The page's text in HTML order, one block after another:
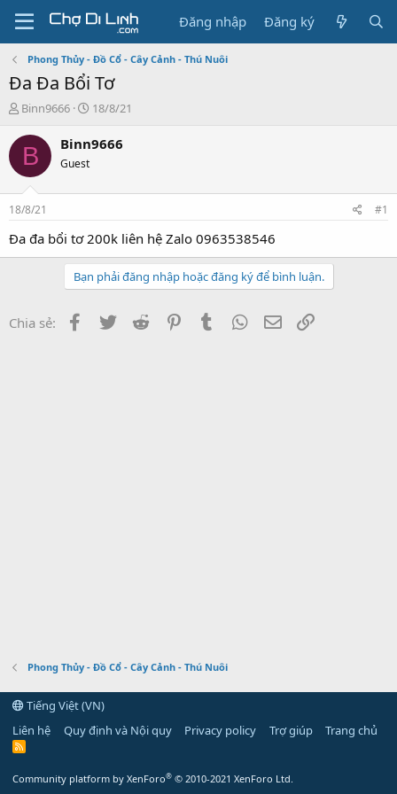
Đăng nhập Đăng ký
Phong Thủy - Đồ Cổ - Cây Cảnh - Thú Nuôi
Đa Đa Bổi Tơ
T
r
a
s
t
a
Binn9666
N
à
18/8/21
B Binn9666
Guest
18/8/21 #1
Đa đa bổi tơ 200k liên hệ Zalo 0963538546
Bạn phải đăng nhập hoặc đăng ký để bình luận.
Chia sẻ: Facebook
Twitter Reddit PinterestTumblr WhatsApp
Email
Phong Thủy - Đồ Cổ - Cây Cảnh - Thú Nuôi
Tiếng Việt (VN)
Liên hệ
Quy định và Nội quy Privacy policy Trợ giúp Trang chủ
R
Community platform by XenForo® © 2010-2021 XenForo Ltd.